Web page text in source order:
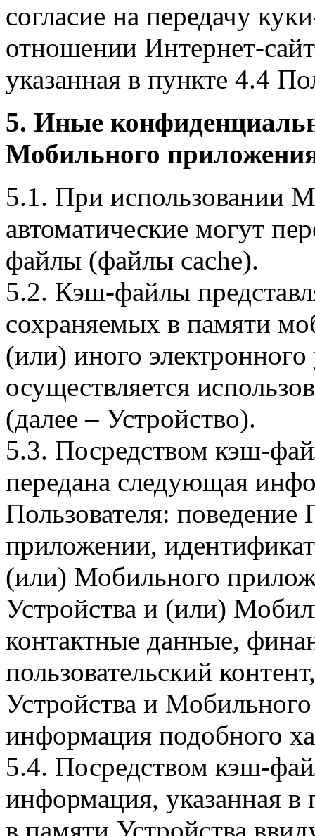
согласие на передачу
отношении Интернет-
указанная в пункте 4.4
5. Иные
Мобильного
5.1. При использовании
автоматические могут
файлы (файлы cache).
5.2. Кэш-файлы
сохраняемых в памяти
(или) иного электронного
осуществляется
(далее – Устройство).
5.3. Посредством кэш-
передана следующая
Пользователя:
приложении,
(или) Мобильного
Устройства и (или)
контактные данные,
пользовательский
Устройства и
информация подобного
5.4. Посредством кэш-
информация, указанная в